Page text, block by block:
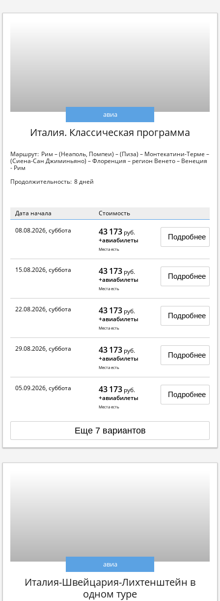
Италия. Классическая программа
авиа
Маршрут: Рим – (Неаполь, Помпеи) – (Пиза) – Монтекатини-Терме –
(Сиена-Сан Джиминьяно) – Флоренция – регион Венето – Венеция
- Рим
Продолжительность: 8 дней
Дата начала Стоимость
08.08.2026, суббота 43 173 руб.
+авиабилеты
Места есть
Подробнее
15.08.2026, суббота 43 173 руб.
+авиабилеты
Места есть
Подробнее
22.08.2026, суббота 43 173 руб.
+авиабилеты
Места есть
Подробнее
29.08.2026, суббота 43 173 руб.
+авиабилеты
Места есть
Подробнее
05.09.2026, суббота 43 173 руб.
+авиабилеты
Места есть
Подробнее
Еще 7 вариантов
Италия-Швейцария-Лихтенштейн в
одном туре
авиа